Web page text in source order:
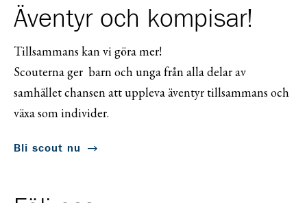
Äventyr och kompisar!
Tillsammans kan vi göra mer!
Scouterna ger barn och unga från alla delar av
samhället chansen att uppleva äventyr tillsammans och
växa som individer.
Bli scout nu